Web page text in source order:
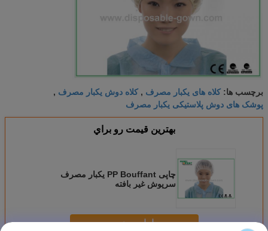
برچسب ها: کلاه های یکبار مصرف , کلاه دوش یکبار مصرف ,
پوشک های دوش پلاستیکی یکبار مصرف
بهترين قيمت رو براي
چاپی PP Bouffant یکبار مصرف
سرپوش غیر بافته
ادامه هید